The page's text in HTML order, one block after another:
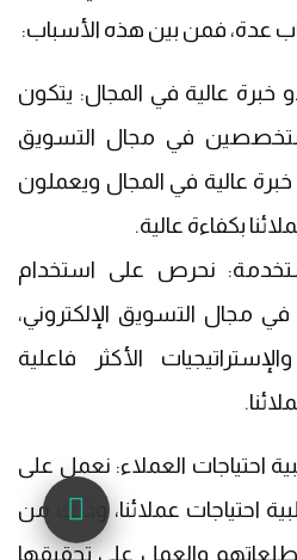
البحث...
عدة، فمن بين هذه الأسباب:
عالية في المجال: يتكون
في مجال التسويق
خبرة عالية في المجال ويعملون
بكفاءة عالية.
نحرص على استخدام
مجال التسويق الإلكتروني،
الأكثر فاعلية
احتياجات العملاء: نعمل على
احتياجات عملائنا، وذلك من
والعمل على تحقيقها